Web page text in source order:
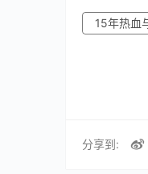
15年热血
分享到: